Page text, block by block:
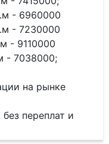
- 6960000
- 7230000
- 9110000
- 7038000;
на рынке
переплат и